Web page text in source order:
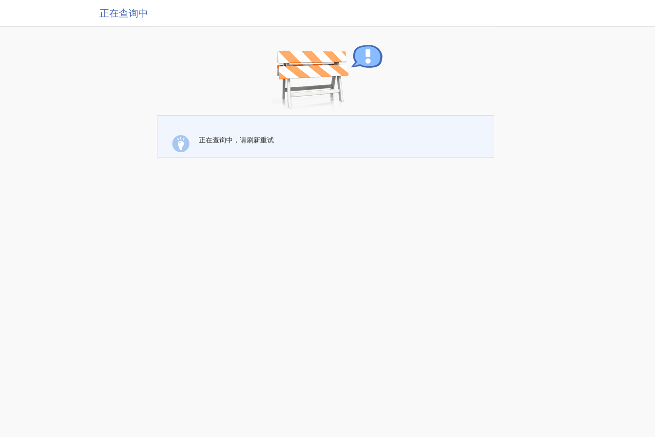
正在查询中
正在查询中，请刷新重试